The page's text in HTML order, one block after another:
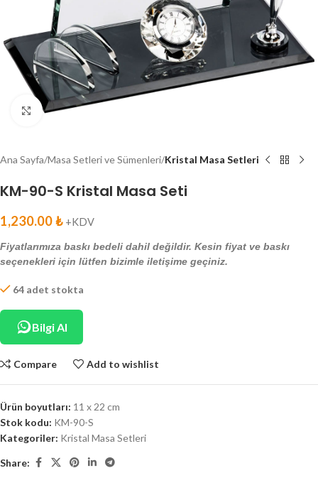
Click to enlarge
Ana Sayfa Masa Setleri ve Sümenleri Kristal Masa Setleri
KM-90-S Kristal Masa Seti
1,230.00₺ +KDV
Fiyatlarımıza baskı bedeli dahil değildir. Kesin fiyat ve baskı
seçenekleri için lütfen bizimle iletişime geçiniz.
64 adet stokta
Bilgi Al
Compare Add to wishlist
Ürün boyutları: 11 x 22 cm
Stok kodu: KM-90-S
Kategoriler: Kristal Masa Setleri
Share: